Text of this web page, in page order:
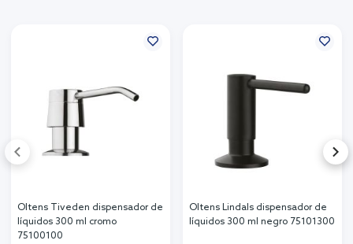
Oltens Tiveden dispensador de
líquidos 300 ml cromo
75100100
Oltens Lindals dispensador de
líquidos 300 ml negro 75101300